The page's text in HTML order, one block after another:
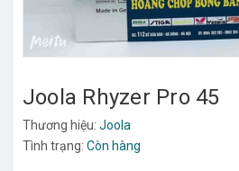
Joola Rhyzer Pro 45
Thương hiệu: Joola
Tình trạng: Còn hàng